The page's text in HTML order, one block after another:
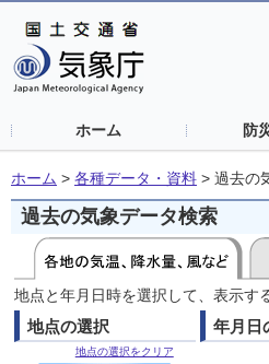
ホーム 防
ホーム > 各種データ・資料 > 過去の
過去の気象データ検索
地点と年月日時を選択して、表示す
地点の選択
地点の選択をクリア
年月日